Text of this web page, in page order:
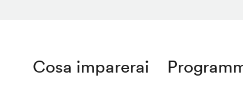
Cosa imparerai